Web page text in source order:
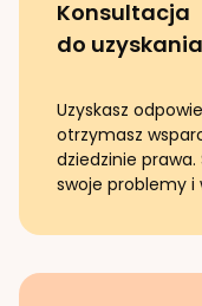
Konsultacja
do
Uzyskasz
otrzymasz
dziedzinie
swoje problemy i